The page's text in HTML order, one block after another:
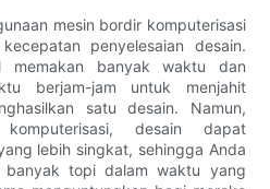
mesin bordir komputerisasi
penyelesaian desain.
memakan banyak waktu dan
berjam-jam untuk menjahit
satu desain. Namun,
desain dapat
lebih singkat, sehingga Anda
banyak topi dalam waktu yang